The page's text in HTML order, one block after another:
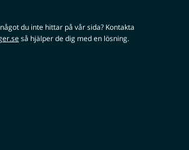
du inte hittar på vår sida? Kontakta
så hjälper de dig med en lösning.